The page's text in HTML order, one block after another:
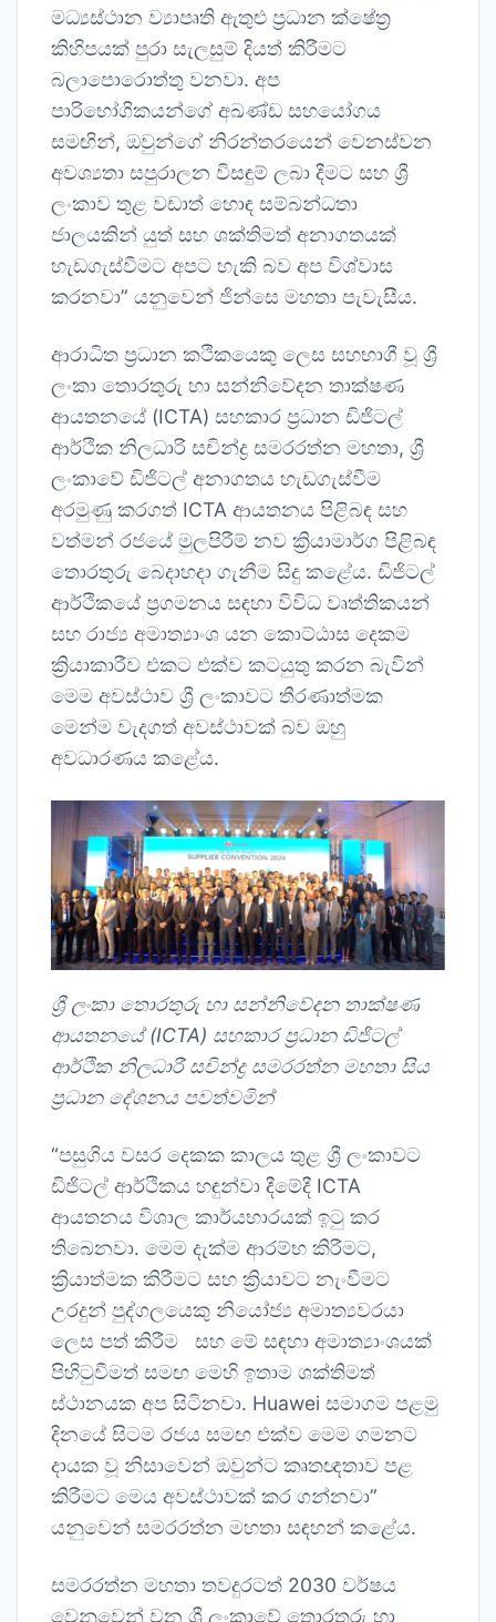
මධ්‍යස්ථාන ව්‍යාපෘති ඇතුළු ප්‍රධාන ක්ෂේත්‍ර
කිහිපයක් පුරා සැලසුම් දියත් කිරීමට
බලාපොරොත්තු වනවා. අප
පාරිභෝගිකයන්ගේ අඛණ්ඩ සහයෝගය
සමඟින්, ඔවුන්ගේ නිරන්තරයෙන් වෙනස්වන
අවශ්‍යතා සපුරාලන විසඳුම් ලබා දීමට සහ ශ්‍රී
ලංකාව තුළ වඩාත් හොඳ සම්බන්ධතා
ජාලයකින් යුත් සහ ශක්තිමත් අනාගතයක්
හැඩගැස්වීමට අපට හැකි බව අප විශ්වාස
කරනවා” යනුවෙන් ජින්සෙ මහතා පැවැසීය.
ආරාධිත ප්‍රධාන කථිකයෙකු ලෙස සහභාගී වූ ශ්‍රී
ලංකා තොරතුරු හා සන්නිවේදන තාක්ෂණ
ආයතනයේ (ICTA) සහකාර ප්‍රධාන ඩිජිටල්
ආර්ථික නිලධාරි සචින්ද්‍ර සමරරත්න මහතා, ශ්‍රී
ලංකාවේ ඩිජිටල් අනාගතය හැඩගැස්වීම
අරමුණු කරගත් ICTA ආයතනය පිළිබඳ සහ
වත්මන් රජයේ මුලපිරීම් නව ක්‍රියාමාර්ග පිළිබඳ
තොරතුරු බෙදාහදා ගැනීම සිදු කළේය. ඩිජිටල්
ආර්ථිකයේ ප්‍රගමනය සඳහා විවිධ වෘත්තිකයන්
සහ රාජ්‍ය අමාත්‍යාංශ යන කොට්ඨාස දෙකම
ක්‍රියාකාරීව එකට එක්ව කටයුතු කරන බැවින්
මෙම අවස්ථාව ශ්‍රී ලංකාවට තීරණාත්මක
මෙන්ම වැදගත් අවස්ථාවක් බව ඔහු
අවධාරණය කළේය.
ශ්‍රී ලංකා තොරතුරු හා සන්නිවේදන තාක්ෂණ
ආයතනයේ (ICTA) සහකාර ප්‍රධාන ඩිජිටල්
ආර්ථික නිලධාරී සචින්ද්‍ර සමරරත්න මහතා සිය
ප්‍රධාන දේශනය පවත්වමින්
“පසුගිය වසර දෙකක කාලය තුළ ශ්‍රී ලංකාවට
ඩිජිටල් ආර්ථිකය හඳුන්වා දීමේදී ICTA
ආයතනය විශාල කාර්යභාරයක් ඉටු කර
තිබෙනවා. මෙම දැක්ම ආරම්භ කිරීමට,
ක්‍රියාත්මක කිරීමට සහ ක්‍රියාවට නැංවීමට
උරදුන් පුද්ගලයෙකු නියෝජ්‍ය අමාත්‍යවරයා
ලෙස පත් කිරීම සහ මේ සඳහා අමාත්‍යාංශයක්
පිහිටුවීමත් සමඟ මෙහි ඉතාම ශක්තිමත්
ස්ථානයක අප සිටිනවා. Huawei සමාගම පළමු
දිනයේ සිටම රජය සමඟ එක්ව මෙම ගමනට
දායක වූ නිසාවෙන් ඔවුන්ට කෘතඥතාව පළ
කිරීමට මෙය අවස්ථාවක් කර ගන්නවා”
යනුවෙන් සමරරත්න මහතා සඳහන් කළේය.
සමරරත්න මහතා තවදුරටත් 2030 වර්ෂය
වෙනුවෙන් වන ශ්‍රී ලංකාවේ තොරතුරු හා